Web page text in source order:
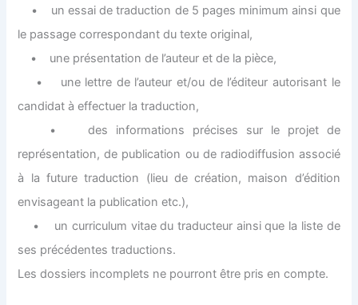
• un essai de traduction de 5 pages minimum ainsi que
le passage correspondant du texte original,
• une présentation de l’auteur et de la pièce,
• une lettre de l’auteur et/ou de l’éditeur autorisant le
candidat à effectuer la traduction,
• des informations précises sur le projet de
représentation, de publication ou de radiodiffusion associé
à la future traduction (lieu de création, maison d’édition
envisageant la publication etc.),
• un curriculum vitae du traducteur ainsi que la liste de
ses précédentes traductions.
Les dossiers incomplets ne pourront être pris en compte.